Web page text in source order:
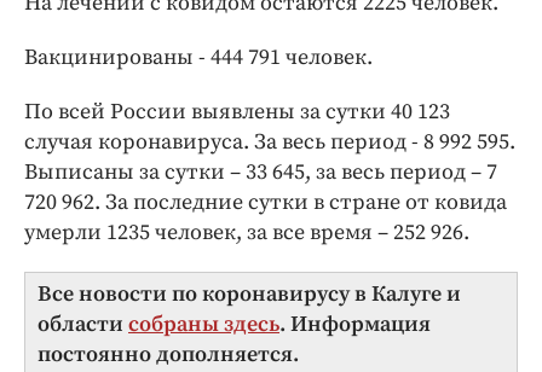
Вакцинированы - 444 791 человек.
По всей России выявлены за сутки 40 123
случая коронавируса. За весь период - 8 992 595.
Выписаны за сутки – 33 645, за весь период – 7
720 962. За последние сутки в стране от ковида
умерли 1235 человек, за все время – 252 926.
Все новости по коронавирусу в Калуге и
области собраны здесь. Информация
постоянно дополняется.